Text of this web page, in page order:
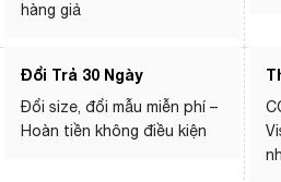
hàng giả
Đổi Trả 30 Ngày
Đổi size, đổi mẫu miễn phí –
Hoàn tiền không điều kiện